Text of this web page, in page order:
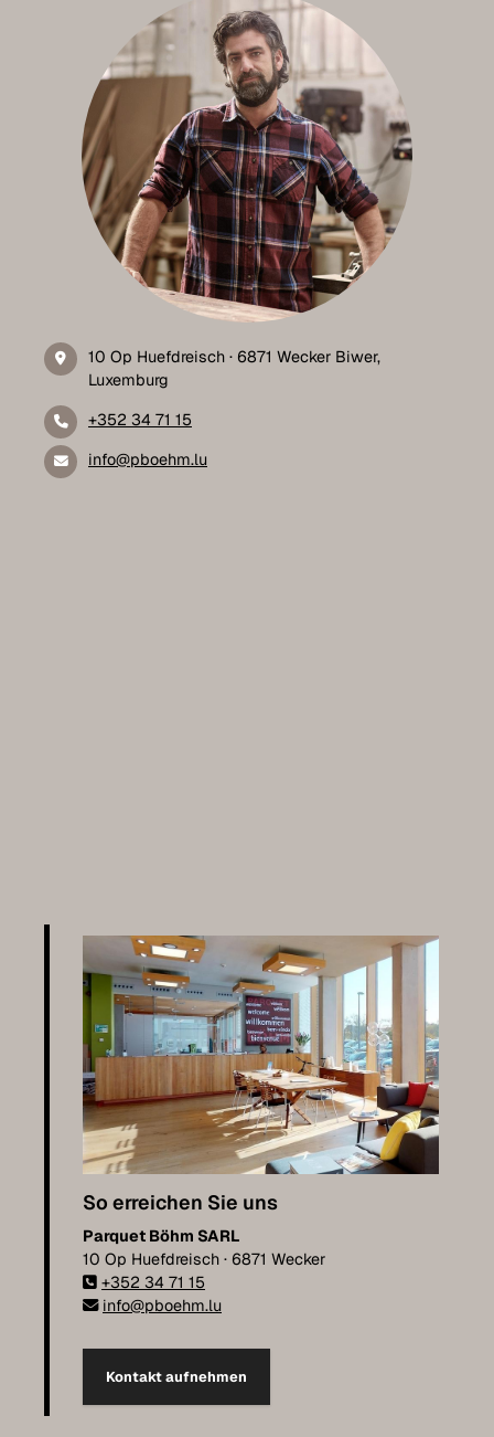
10 Op Huefdreisch · 6871 Wecker Biwer,
Luxemburg
+352 34 71 15
info@pboehm.lu
So erreichen Sie uns
Parquet Böhm SARL
10 Op Huefdreisch · 6871 Wecker
+352 34 71 15
info@pboehm.lu
Kontakt aufnehmen